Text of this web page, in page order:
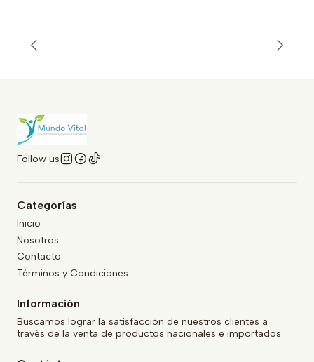
Follow us
Categorías
Inicio
Nosotros
Contacto
Términos y Condiciones
Información
Buscamos lograr la satisfacción de nuestros clientes a
través de la venta de productos nacionales e importados.